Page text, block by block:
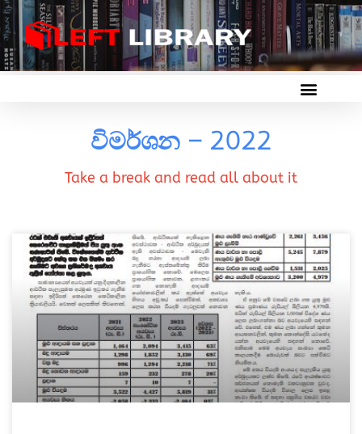
විමර්ශන – 2022
Take a break and read all about it